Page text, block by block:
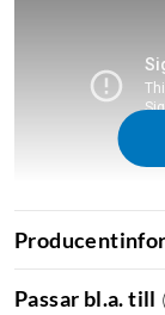
Passar bl.a. till (